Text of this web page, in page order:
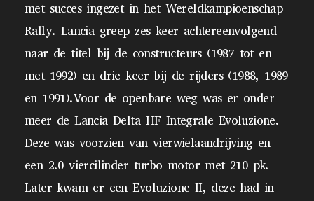
met succes ingezet in het Wereldkampioenschap
Rally. Lancia greep zes keer achtereenvolgend
naar de titel bij de constructeurs (1987 tot en
met 1992) en drie keer bij de rijders (1988, 1989
en 1991).Voor de openbare weg was er onder
meer de Lancia Delta HF Integrale Evoluzione.
Deze was voorzien van vierwielaandrijving en
een 2.0 viercilinder turbo motor met 210 pk.
Later kwam er een Evoluzione II, deze had in